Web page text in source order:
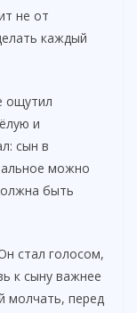
не от
каждый
ощутил
и
сын в
можно
быть
стал голосом,
к сыну важнее
молчать, перед